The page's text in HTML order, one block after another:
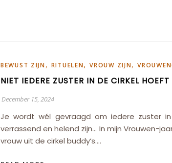
BEWUST ZIJN, RITUELEN,VROUW ZIJN,
NIET IEDERE ZUSTER IN DE CIRKEL
December 15, 2024
Je wordt wél gevraagd om iedere zuster
verrassend en helend zijn… In mijn Vrouwen-
vrouw uit de cirkel buddy’s.…